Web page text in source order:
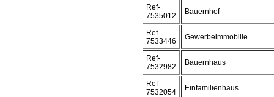
Ref-
7535012
Bauernhof
Ref-
7533446
Gewerbeimmobilie
Ref-
7532982
Bauernhaus
Ref-
7532054
Einfamilienhaus